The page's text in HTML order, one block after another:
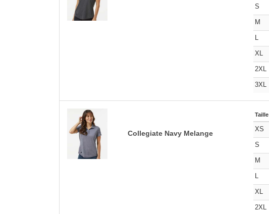
S
M
L
XL
2XL
3XL
Collegiate Navy Melange
Taille
XS
S
M
L
XL
2XL